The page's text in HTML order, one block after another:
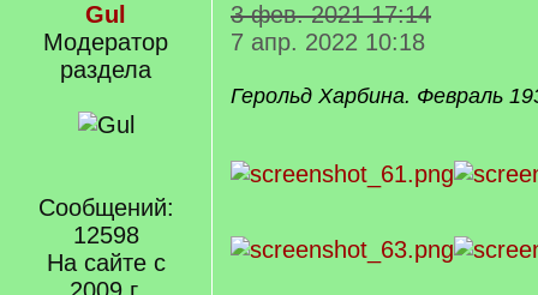
Gul
Модератор
раздела
Сообщений:
12598
На сайте с
3 фев. 2021 17:14
7 апр. 2022 10:18
Герольд Харбина. Февраль